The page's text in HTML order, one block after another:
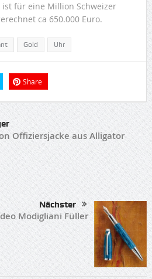
ist für eine Million Schweizer
ca 650.000 Euro.
Gold Uhr
Share
Offiziersjacke aus Alligator
Nächster
Modigliani Füller